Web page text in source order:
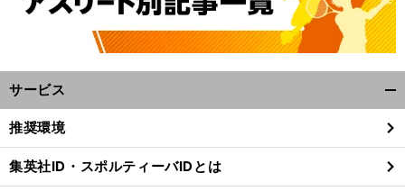
サービス
閉
る
推奨環境
集英社ID・スポルティーバIDとは